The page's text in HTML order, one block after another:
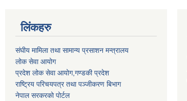
लिंकहरु
संघीय मामिला तथा सामान्य प्रसाशन मन्त्रालय
लोक सेवा आयोग
प्रदेश लोक सेवा आयोग,गण्डकी प्रदेश
राष्ट्रिय परिचयपत्र तथा पञ्जीकरण बिभाग
नेपाल सरकरको पोर्टल